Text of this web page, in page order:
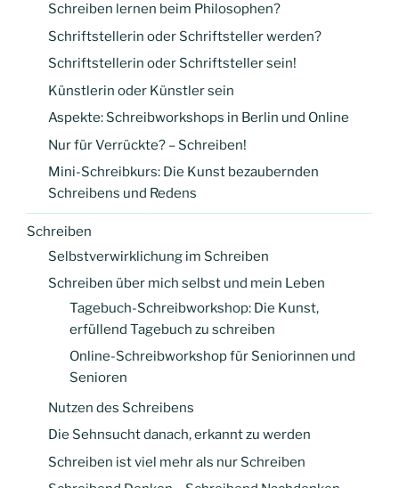
Schreiben lernen beim Philosophen?
Schriftstellerin oder Schriftsteller werden?
Schriftstellerin oder Schriftsteller sein!
Künstlerin oder Künstler sein
Aspekte: Schreibworkshops in Berlin und Online
Nur für Verrückte? – Schreiben!
Mini-Schreibkurs: Die Kunst bezaubernden
Schreibens und Redens
Schreiben
Selbstverwirklichung im Schreiben
Schreiben über mich selbst und mein Leben
Tagebuch-Schreibworkshop: Die Kunst,
erfüllend Tagebuch zu schreiben
Online-Schreibworkshop für Seniorinnen und
Senioren
Nutzen des Schreibens
Die Sehnsucht danach, erkannt zu werden
Schreiben ist viel mehr als nur Schreiben